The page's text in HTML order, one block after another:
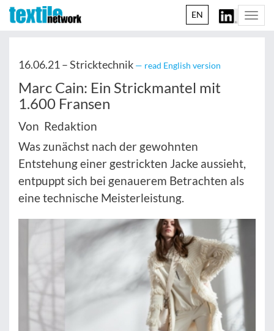
EN
16.06.21 –Stricktechnik — read English version
Marc Cain: Ein Strickmantel mit
1.600 Fransen
Von Redaktion
Was zunächst nach der gewohnten
Entstehung einer gestrickten Jacke aussieht,
entpuppt sich bei genauerem Betrachten als
eine technische Meisterleistung.